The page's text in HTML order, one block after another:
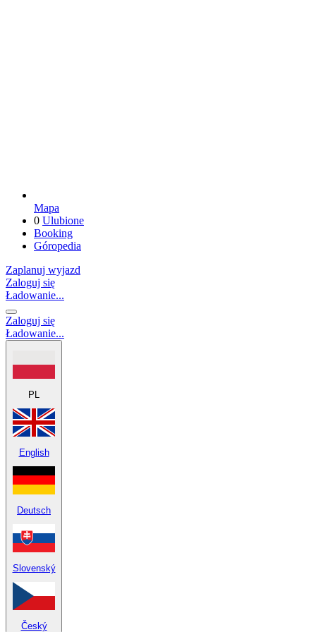
Mapa
0 Ulubione
Booking
Góropedia
Zaplanuj wyjazd
Zaloguj się
Ładowanie...
Zaloguj się
Ładowanie...
PL
English
Deutsch
Slovenský
Český